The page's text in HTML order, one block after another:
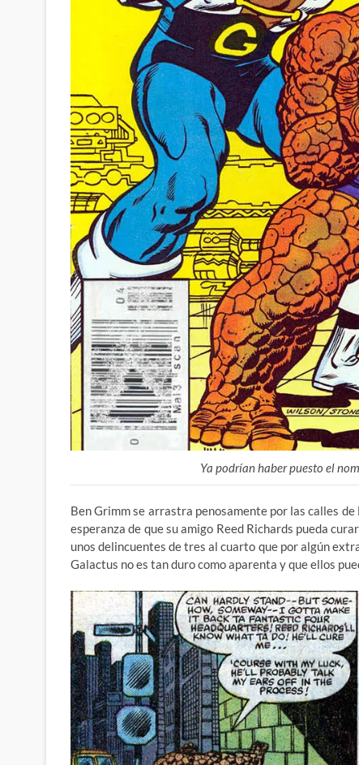
Ya podrían haber puesto el
Ben Grimm se arrastra penosamente por las calles
esperanza de que su amigo Reed Richards pueda
unos delincuentes de tres al cuarto que por algún
Galactus no es tan duro como aparenta y que ellos